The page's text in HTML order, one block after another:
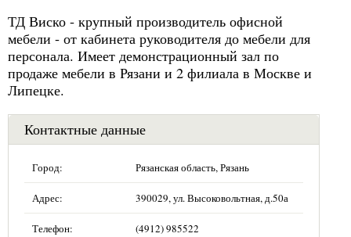
ТД Виско - крупный производитель офисной
мебели - от кабинета руководителя до мебели для
персонала. Имеет демонстрационный зал по
продаже мебели в Рязани и 2 филиала в Москве и
Липецке.
Контактные данные
Город: Рязанская область, Рязань
Адрес: 390029, ул. Высоковольтная, д.50а
Телефон: (4912) 985522